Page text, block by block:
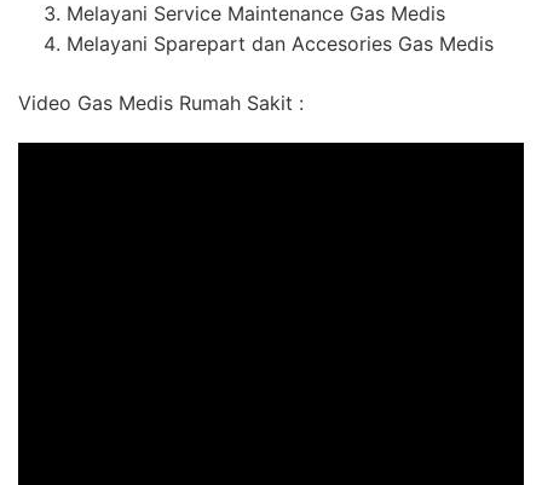
Melayani Service Maintenance Gas Medis
Melayani Sparepart dan Accesories Gas Medis
Video Gas Medis Rumah Sakit :